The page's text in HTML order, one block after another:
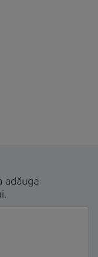
adăuga